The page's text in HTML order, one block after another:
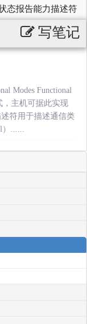
态报告能力描述符
写笔记
Modes Functional
，主机可据此实现
符用于描述通信类
......